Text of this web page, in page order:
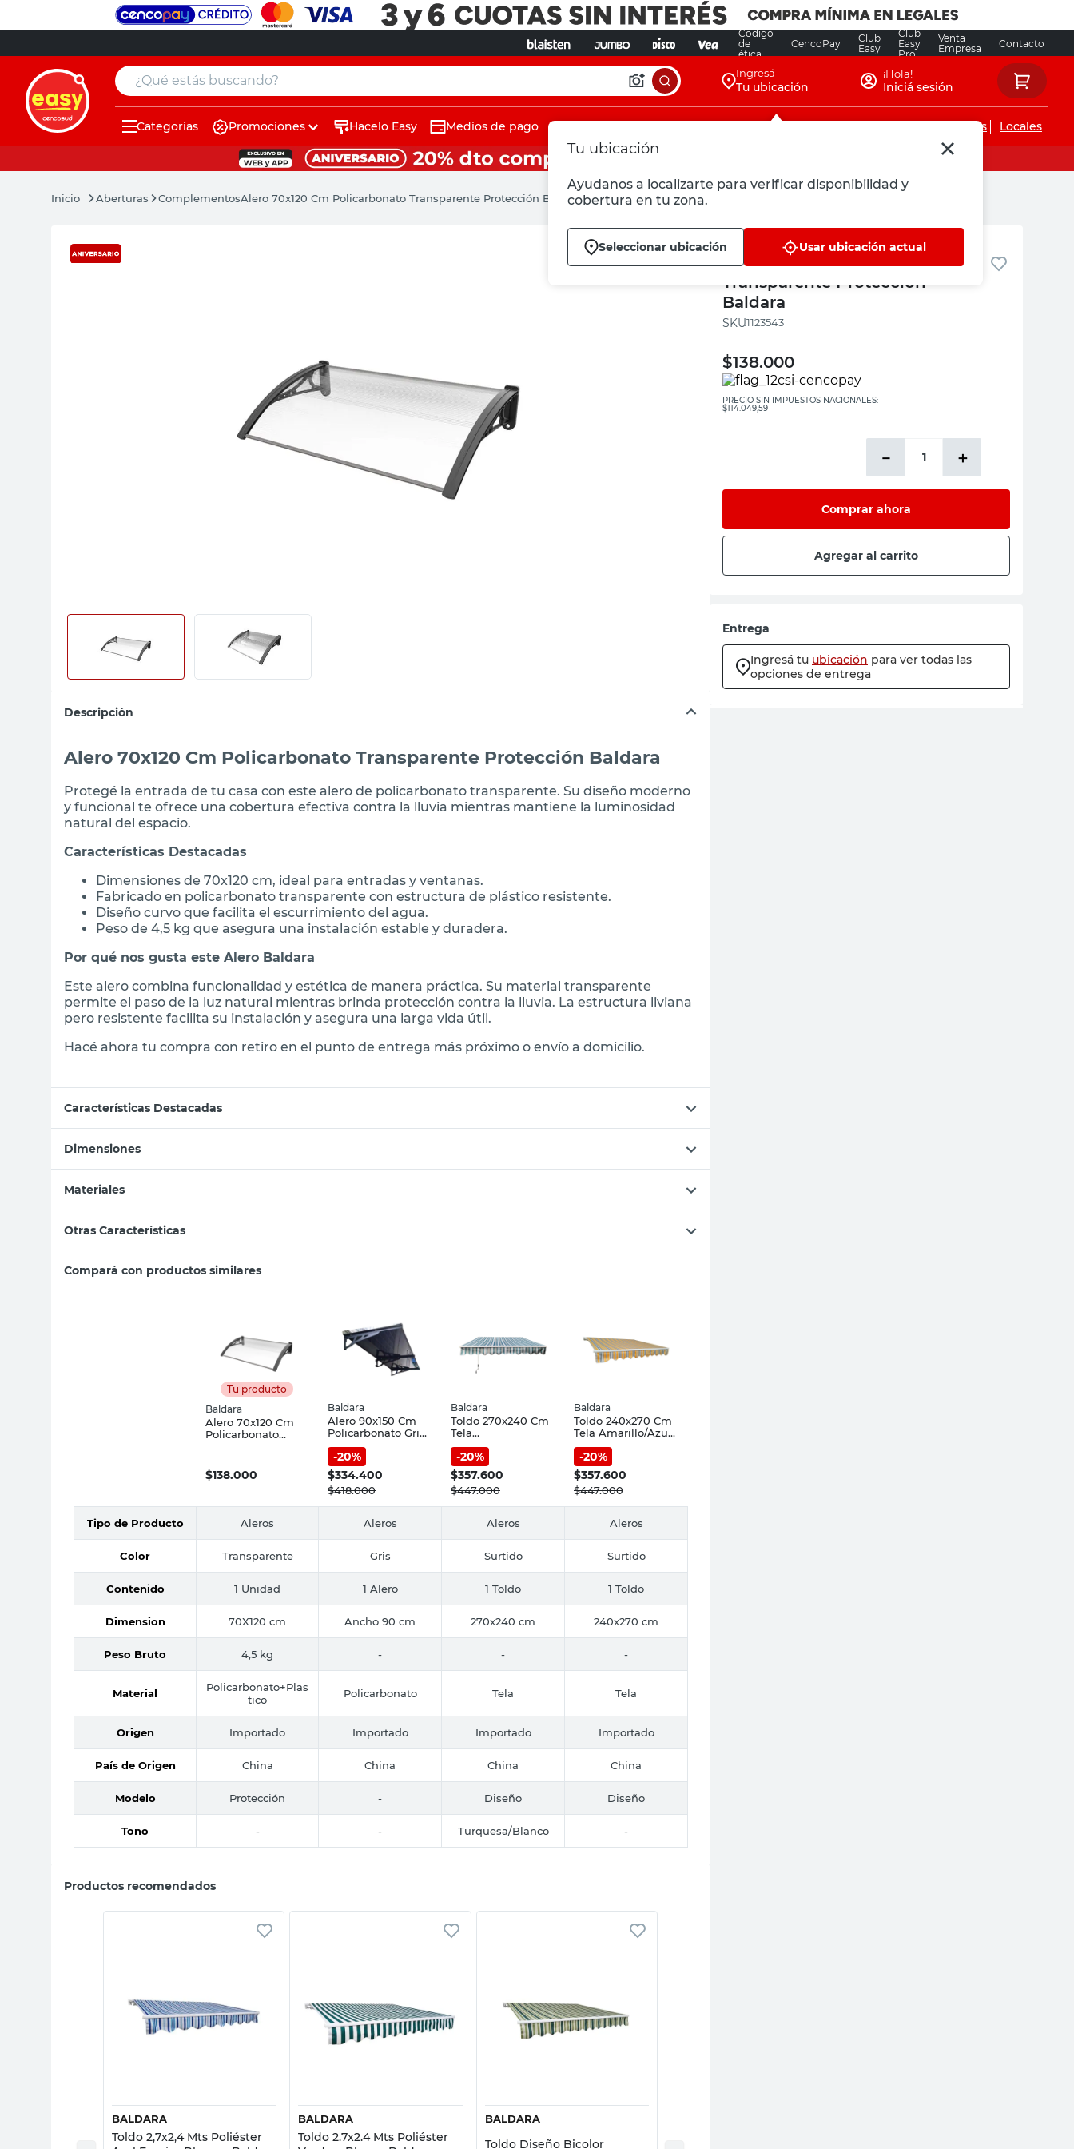
Código
de
ética
CencoPay
Club
Easy
Club
Easy
Pro
Venta
Empresa
Contacto
¿Qué estás buscando? Ingresá
Tu ubicación
Tu ubicación
Ayudanos a localizarte para verificar disponibilidad y
cobertura en tu zona.
Seleccionar ubicación Usar ubicación actual
¡Hola!
Iniciá sesión
Categorías Promociones Hacelo Easy Medios de pago Servicios de instalaciones Locales
Aberturas ComplementosAlero 70x120 Cm Policarbonato Transparente Protección Baldara
Descripción
Alero 70x120 Cm Policarbonato Transparente Protección Baldara
Protegé la entrada de tu casa con este alero de policarbonato transparente. Su diseño moderno
y funcional te ofrece una cobertura efectiva contra la lluvia mientras mantiene la luminosidad
natural del espacio.
Características Destacadas
Dimensiones de 70x120 cm, ideal para entradas y ventanas.
Fabricado en policarbonato transparente con estructura de plástico resistente.
Diseño curvo que facilita el escurrimiento del agua.
Peso de 4,5 kg que asegura una instalación estable y duradera.
Por qué nos gusta este Alero Baldara
Este alero combina funcionalidad y estética de manera práctica. Su material transparente
permite el paso de la luz natural mientras brinda protección contra la lluvia. La estructura liviana
pero resistente facilita su instalación y asegura una larga vida útil.
Hacé ahora tu compra con retiro en el punto de entrega más próximo o envío a domicilio.
Características Destacadas
Dimensiones
Materiales
Otras Características
Compará con productos similares
Tu producto
Baldara
Alero 70x120 Cm
Policarbonato
$138.000
Baldara
Alero 90x150 Cm
Policarbonato Gris
Baldara
-20%
$334.400
$418.000
Baldara
Toldo 270x240 Cm
Tela
Turquesa/Blanco
Diseño Baldara
-20%
$357.600
$447.000
Baldara
Toldo 240x270 Cm
Tela Amarillo/Azul
Diseño Baldara
-20%
$357.600
$447.000
Tipo de Producto Aleros Aleros Aleros Aleros
Color Transparente Gris Surtido Surtido
Contenido 1 Unidad 1 Alero 1 Toldo 1 Toldo
Dimension 70X120 cm Ancho 90 cm 270x240 cm 240x270 cm
Peso Bruto 4,5 kg - - -
Material
Policarbonato+Plas
tico
Policarbonato Tela Tela
Origen Importado Importado Importado Importado
País de Origen China China China China
Modelo Protección - Diseño Diseño
Tono - - Turquesa/Blanco -
Productos recomendados
BALDARA
Toldo 2,7x2,4 Mts Poliéster
BALDARA
Toldo 2.7x2.4 Mts Poliéster
BALDARA
Toldo Diseño Bicolor
Baldara
Alero 70x120 Cm Policarbonato
Transparente Protección
Baldara
:1123543
$138.000
PRECIO SIN IMPUESTOS NACIONALES:
$114.049,59
＋
－
Comprar ahora
Agregar al carrito
Entrega
Ingresá tu ubicación para ver todas las
opciones de entrega
muebles